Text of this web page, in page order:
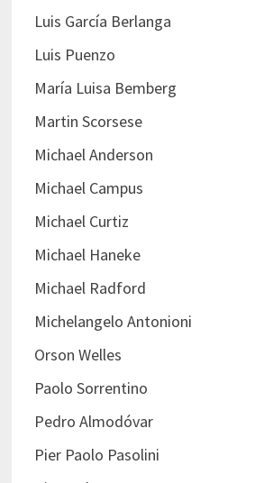
Luis García Berlanga
Luis Puenzo
María Luisa Bemberg
Martin Scorsese
Michael Anderson
Michael Campus
Michael Curtiz
Michael Haneke
Michael Radford
Michelangelo Antonioni
Orson Welles
Paolo Sorrentino
Pedro Almodóvar
Pier Paolo Pasolini